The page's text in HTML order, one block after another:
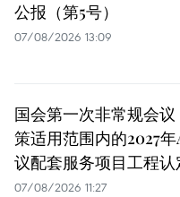
公报（第5号）
07/08/2026 13:09
国会第一次非常规会
策适用范围内的2027
议配套服务项目工程
07/08/2026 11:27